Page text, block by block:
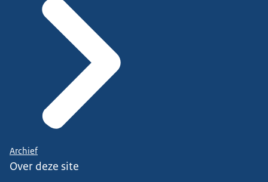
Archief
Over deze site